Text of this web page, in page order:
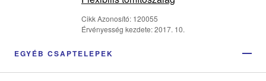
Cikk Azonosító: 120055
Érvényesség kezdete: 2017. 10.
EGYÉB CSAPTELEPEK